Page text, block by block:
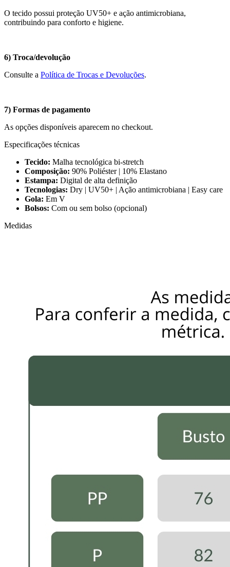
O tecido possui proteção UV50+ e ação antimicrobiana,
contribuindo para conforto e higiene.
6) Troca/devolução
Consulte a Política de Trocas e Devoluções.
7) Formas de pagamento
As opções disponíveis aparecem no checkout.
Especificações técnicas
Tecido: Malha tecnológica bi-stretch
Composição: 90% Poliéster | 10% Elastano
Estampa: Digital de alta definição
Tecnologias: Dry | UV50+ | Ação antimicrobiana | Easy care
Gola: Em V
Bolsos: Com ou sem bolso (opcional)
Medidas